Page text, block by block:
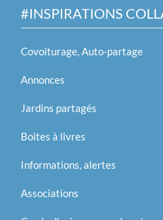
#INSPIRATIONS
Covoiturage, Auto-partage
Annonces
Jardins partagés
Boites à livres
Informations, alertes
Associations